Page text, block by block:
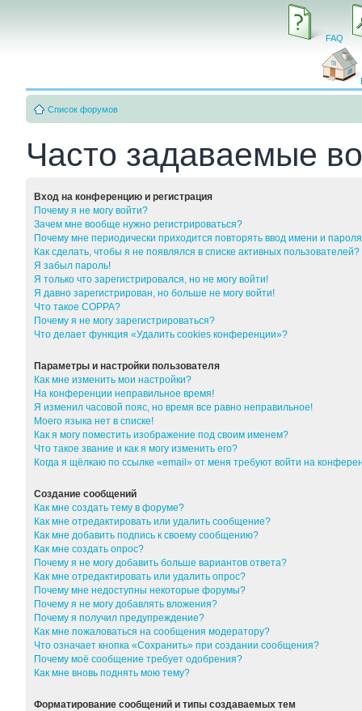
FAQ
Список форумов
Часто задаваемые
Вход на конференцию и регистрация
Почему я не могу войти?
Зачем мне вообще нужно регистрироваться?
Почему мне периодически приходится повторять ввод имени и
Как сделать, чтобы я не появлялся в списке активных пользователей?
Я забыл пароль!
Я только что зарегистрировался, но не могу войти!
Я давно зарегистрирован, но больше не могу войти!
Что такое COPPA?
Почему я не могу зарегистрироваться?
Что делает функция «Удалить cookies конференции»?
Параметры и настройки пользователя
Как мне изменить мои настройки?
На конференции неправильное время!
Я изменил часовой пояс, но время все равно неправильное!
Моего языка нет в списке!
Как я могу поместить изображение под своим именем?
Что такое звание и как я могу изменить его?
Когда я щёлкаю по ссылке «email» от меня требуют войти на
Создание сообщений
Как мне создать тему в форуме?
Как мне отредактировать или удалить сообщение?
Как мне добавить подпись к своему сообщению?
Как мне создать опрос?
Почему я не могу добавить больше вариантов ответа?
Как мне отредактировать или удалить опрос?
Почему мне недоступны некоторые форумы?
Почему я не могу добавлять вложения?
Почему я получил предупреждение?
Как мне пожаловаться на сообщения модератору?
Что означает кнопка «Сохранить» при создании сообщения?
Почему моё сообщение требует одобрения?
Как мне вновь поднять мою тему?
Форматирование сообщений и типы создаваемых тем